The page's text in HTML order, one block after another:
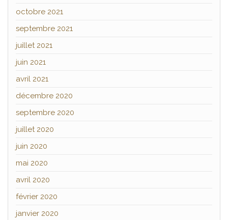
octobre 2021
septembre 2021
juillet 2021
juin 2021
avril 2021
décembre 2020
septembre 2020
juillet 2020
juin 2020
mai 2020
avril 2020
février 2020
janvier 2020